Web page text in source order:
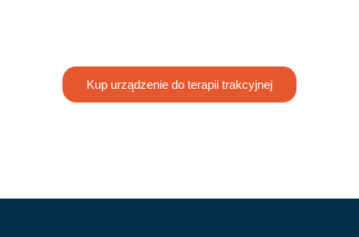
Kup urządzenie do terapii trakcyjnej